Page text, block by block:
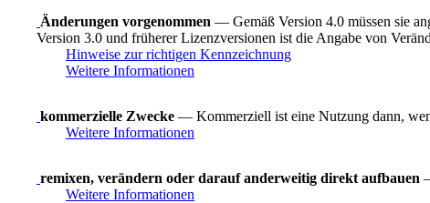
Änderungen vorgenommen — Gemäß Version 4.0 müssen sie
Version 3.0 und früherer Lizenzversionen ist die Angabe von
Hinweise zur richtigen Kennzeichnung
Weitere Informationen
kommerzielle Zwecke — Kommerziell ist eine Nutzung dann,
Weitere Informationen
remixen, verändern oder darauf anderweitig direkt aufbauen
Weitere Informationen